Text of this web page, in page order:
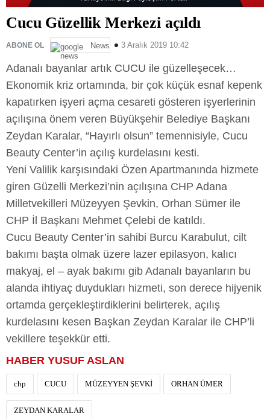
Cucu Güzellik Merkezi açıldı
ABONE OL News 3 Aralık 2019 10:42
Adanalı bayanlar artık CUCU ile güzelleşecek…
Ekonomik kriz ortamında, bir çok küçük esnaf kepenk
kapatırken işyeri açma cesareti gösteren işyerlerinin
açılışına önem veren Büyükşehir Belediye Başkanı
Zeydan Karalar, “Hayırlı olsun” temennisiyle, Cucu
Beauty Center’in açılış kurdelasını kesti.
Yeni Valilik karşısındaki Özen Apartmanında hizmete
giren Güzelli Merkezi’nin açılışına CHP Adana
Milletvekilleri Müzeyyen Şevkin, Orhan Sümer ile
CHP İl Başkanı Mehmet Çelebi de katıldı.
Cucu Beauty Center’in sahibi Burcu Karabulut, cilt
bakımı başta olmak üzere lazer epilasyon, kalıcı
makyaj, el – ayak bakımı gib Adanalı bayanların bu
alanda ihtiyaç duydukları hizmeti, son derece hijyenik
ortamda gerçekleştirdiklerini belirterek, açılış
kurdelasını kesen Başkan Zeydan Karalar ile CHP’li
vekillere teşekkür etti.
HABER YUSUF ASLAN
chp CUCU MÜZEYYEN ŞEVKİ ORHAN ÜMER
ZEYDAN KARALAR